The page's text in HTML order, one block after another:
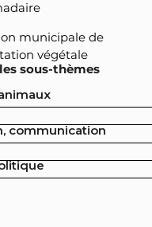
municipale de
végétale
de la ville
de l'élevage intensif des
de la pisciculture des
sous-thèmes
communication